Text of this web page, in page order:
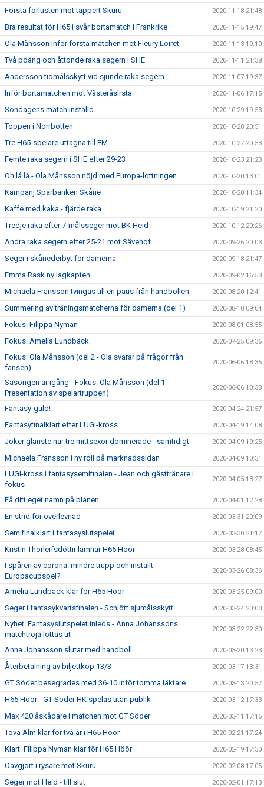
Första förlusten mot tappert Skuru 2020-11-18 21:48
Bra resultat för H65 i svår bortamatch i Frankrike 2020-11-15 19:47
Ola Månsson inför första matchen mot Fleury Loiret 2020-11-13 19:10
Två poäng och åttonde raka segern i SHE 2020-11-11 21:38
Andersson tiomålsskytt vid sjunde raka segern 2020-11-07 19:37
Inför bortamatchen mot VästeråsIrsta 2020-11-06 17:15
Söndagens match inställd 2020-10-29 19:53
Toppen i Norrbotten 2020-10-28 20:51
Tre H65-spelare uttagna till EM 2020-10-27 20:53
Femte raka segern i SHE efter 29-23 2020-10-23 21:23
Oh lá lá - Ola Månsson nöjd med Europa-lottningen 2020-10-20 13:01
Kampanj Sparbanken Skåne 2020-10-20 11:34
Kaffe med kaka - fjärde raka 2020-10-19 21:20
Tredje raka efter 7-målsseger mot BK Heid 2020-10-12 20:26
Andra raka segern efter 25-21 mot Sävehof 2020-09-26 20:03
Seger i skånederbyt för damerna 2020-09-18 21:47
Emma Rask ny lagkapten 2020-09-02 16:53
Michaela Fransson tvingas till en paus från handbollen 2020-08-20 12:41
Summering av träningsmatcherna för damerna (del 1) 2020-08-10 09:04
Fokus: Filippa Nyman 2020-08-01 08:55
Fokus: Amelia Lundbäck 2020-07-25 09:36
Fokus: Ola Månsson (del 2 - Ola svarar på frågor från
fansen)
2020-06-06 18:35
Säsongen är igång - Fokus: Ola Månsson (del 1 -
Presentation av spelartruppen)
2020-06-06 10:33
Fantasy-guld! 2020-04-24 21:57
Fantasyfinalklart efter LUGI-kross 2020-04-19 14:08
Joker glänste när tre mittsexor dominerade - samtidigt 2020-04-09 19:25
Michaela Fransson i ny roll på marknadssidan 2020-04-09 10:31
LUGI-kross i fantasysemifinalen - Jean och gästtränare i
fokus
2020-04-05 18:27
Få ditt eget namn på planen 2020-04-01 12:28
En strid för överlevnad 2020-03-31 20:09
Semifinalklart i fantasyslutspelet 2020-03-30 21:17
Kristin Thorleifsdóttir lämnar H65 Höör 2020-03-28 08:45
I spåren av corona: mindre trupp och inställt
Europacupspel?
2020-03-26 08:36
Amelia Lundbäck klar för H65 Höör 2020-03-25 09:00
Seger i fantasykvartsfinalen - Schjött sjumålsskytt 2020-03-24 20:00
Nyhet: Fantasyslutspelet inleds - Anna Johanssons
matchtröja lottas ut
2020-03-22 22:30
Anna Johansson slutar med handboll 2020-03-20 13:23
Återbetalning av biljettköp 13/3 2020-03-17 13:31
GT Söder besegrades med 36-10 inför tomma läktare 2020-03-13 20:57
H65 Höör - GT Söder HK spelas utan publik 2020-03-12 17:33
Max 420 åskådare i matchen mot GT Söder 2020-03-11 17:15
Tova Alm klar för två år i H65 Höör 2020-02-21 17:24
Klart: Filippa Nyman klar för H65 Höör 2020-02-19 17:30
Oavgjort i rysare mot Skuru 2020-02-08 17:05
Seger mot Heid - till slut 2020-02-01 17:13